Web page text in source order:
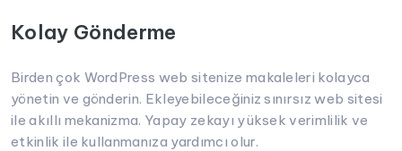
Kolay Gönderme
Birden çok WordPress web sitenize makaleleri kolayca
yönetin ve gönderin. Ekleyebileceğiniz sınırsız web sitesi
ile akıllı mekanizma. Yapay zekayı yüksek verimlilik ve
etkinlik ile kullanmanıza yardımcı olur.